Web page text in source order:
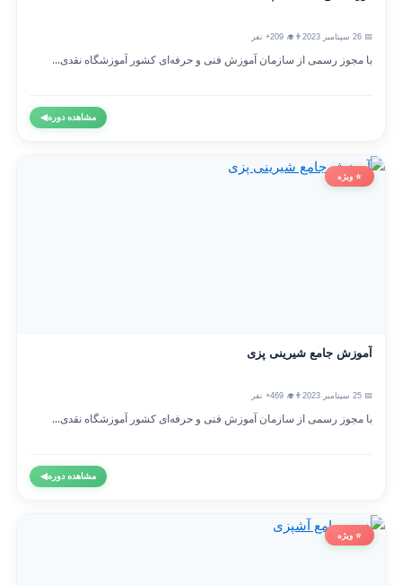
👨‍🎓 209+ نفر
با مجوز رسمی از سازمان آموزش فنی و حرفه‌ای کشور آموزشگاه نقدی...
مشاهده دوره◀
⭐ ویژه
آموزش جامع شیرینی پزی
👨‍🎓 469+ نفر
با مجوز رسمی از سازمان آموزش فنی و حرفه‌ای کشور آموزشگاه نقدی...
مشاهده دوره◀
⭐ ویژه